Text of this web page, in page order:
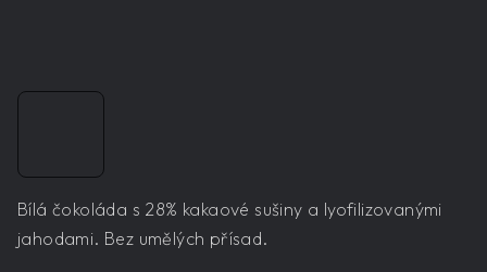
Bílá čokoláda s 28% kakaové sušiny a lyofilizovanými
jahodami. Bez umělých přísad.